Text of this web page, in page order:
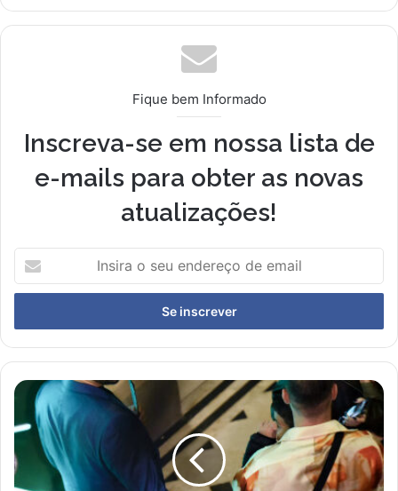
Fique bem Informado
Inscreva-se em nossa lista de
e-mails para obter as novas
atualizações!
seu
de
email
Novo
Casal
à
Vista?
Ginasta
Diego